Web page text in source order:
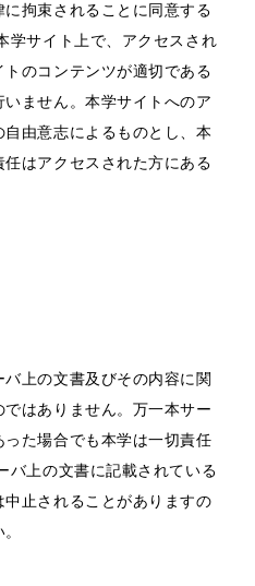
拘束されることに同意する
学サイト上で、アクセスされ
のコンテンツが適切である
ません。本学サイトへのア
由意志によるものとし、本
はアクセスされた方にある
上の文書及びその内容に関
はありません。万一本サー
た場合でも本学は一切責任
バ上の文書に記載されている
止されることがありますの